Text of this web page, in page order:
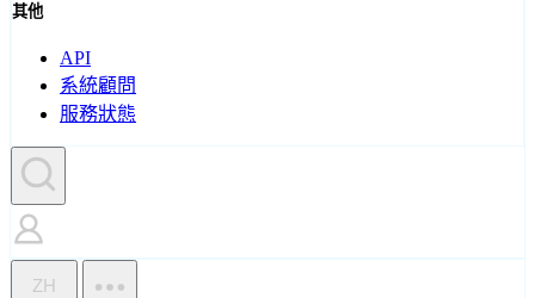
其他
API
系統顧問
服務狀態
ZH